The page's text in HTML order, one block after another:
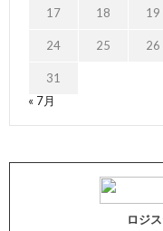
17 18 19
24 25 26
31
« 7月
ロジ